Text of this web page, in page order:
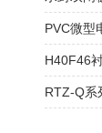
PVC微型
H40F46
RTZ-Q系